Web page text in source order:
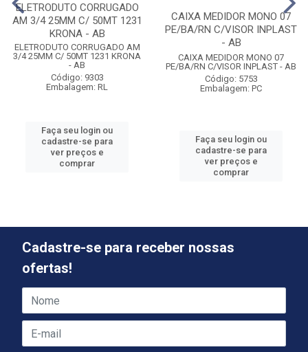
ELETRODUTO CORRUGADO
AM 3/4 25MM C/ 50MT 1231
KRONA - AB
ELETRODUTO CORRUGADO AM
3/4 25MM C/ 50MT 1231 KRONA
- AB
Código: 9303
Embalagem: RL
Faça seu login ou
cadastre-se para
ver preços e
comprar
CAIXA MEDIDOR MONO 07
PE/BA/RN C/VISOR INPLAST
- AB
CAIXA MEDIDOR MONO 07
PE/BA/RN C/VISOR INPLAST - AB
Código: 5753
Embalagem: PC
Faça seu login ou
cadastre-se para
ver preços e
comprar
Cadastre-se para receber nossas
ofertas!